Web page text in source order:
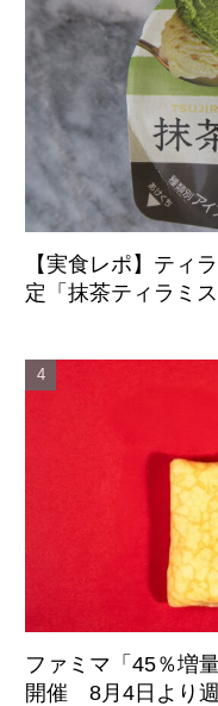
【実食レポ】ティ
定「抹茶ティラミ
ファミマ「45％増
開催 8月4日より